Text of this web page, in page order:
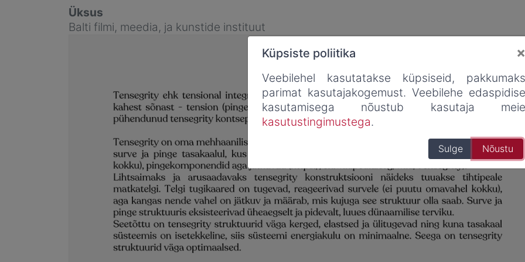
Üksus
Balti filmi, meedia, ja kunstide instituut
Küpsiste poliitika
×
Veebilehel kasutatakse küpsiseid, pakkumaks
parimat kasutajakogemust. Veebilehe edaspidise
kasutamisega nõustub kasutaja meie
kasutustingimustega.
Sulge Nõustu